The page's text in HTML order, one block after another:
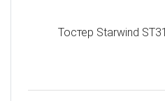
Тостер Starwind